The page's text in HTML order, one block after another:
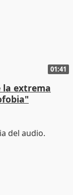
01:41
la extrema